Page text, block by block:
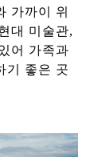
가까이 위
대 미술관,
어 가족과
기 좋은 곳